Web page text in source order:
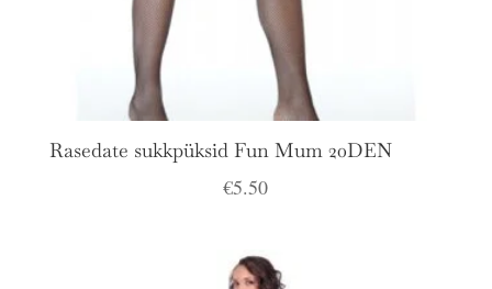
Rasedate sukkpüksid Fun Mum 20DEN
€5.50